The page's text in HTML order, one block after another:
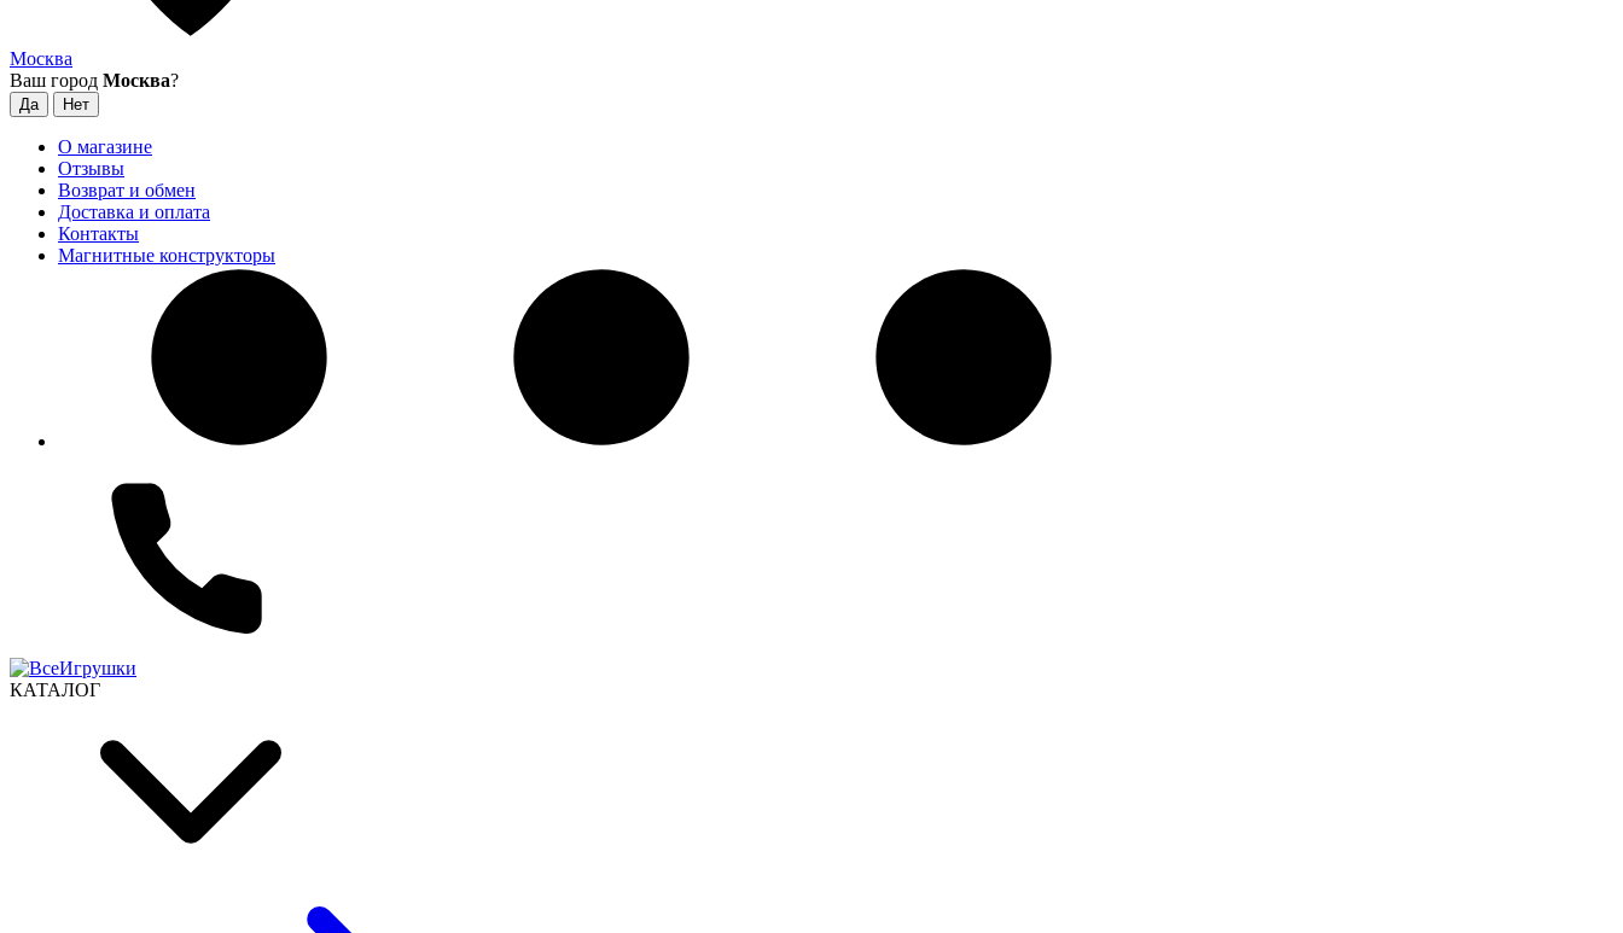
Москва
Ваш город Москва?
О магазине
Отзывы
Возврат и обмен
Доставка и оплата
Контакты
Магнитные конструкторы
КАТАЛОГ